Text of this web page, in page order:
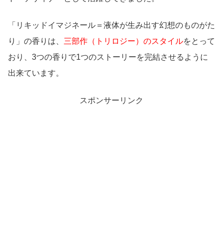
「リキッドイマジネール＝液体が生み出す幻想のものがた
り」の香りは、 三部作（トリロジー）のスタイルをとって
おり、3つの香りで1つのストーリーを完結させるように
出来ています。
スポンサーリンク